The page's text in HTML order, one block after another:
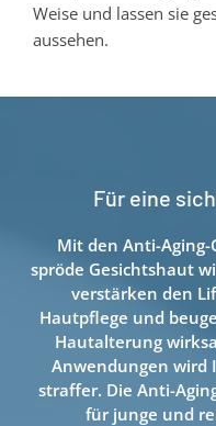
Weise und lassen sie
aussehen.
Für eine
Mit den Anti-
spröde Gesichtshaut
verstärken den
Hautpflege und
Hautalterung
Anwendungen wird
straffer. Die Anti-
für junge und